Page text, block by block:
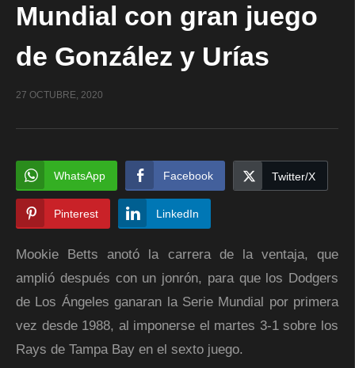
Mundial con gran juego
de González y Urías
27 OCTUBRE, 2020
WhatsApp Facebook Twitter/X
Pinterest LinkedIn
Mookie Betts anotó la carrera de la ventaja, que
amplió después con un jonrón, para que los Dodgers
de Los Ángeles ganaran la Serie Mundial por primera
vez desde 1988, al imponerse el martes 3-1 sobre los
Rays de Tampa Bay en el sexto juego.